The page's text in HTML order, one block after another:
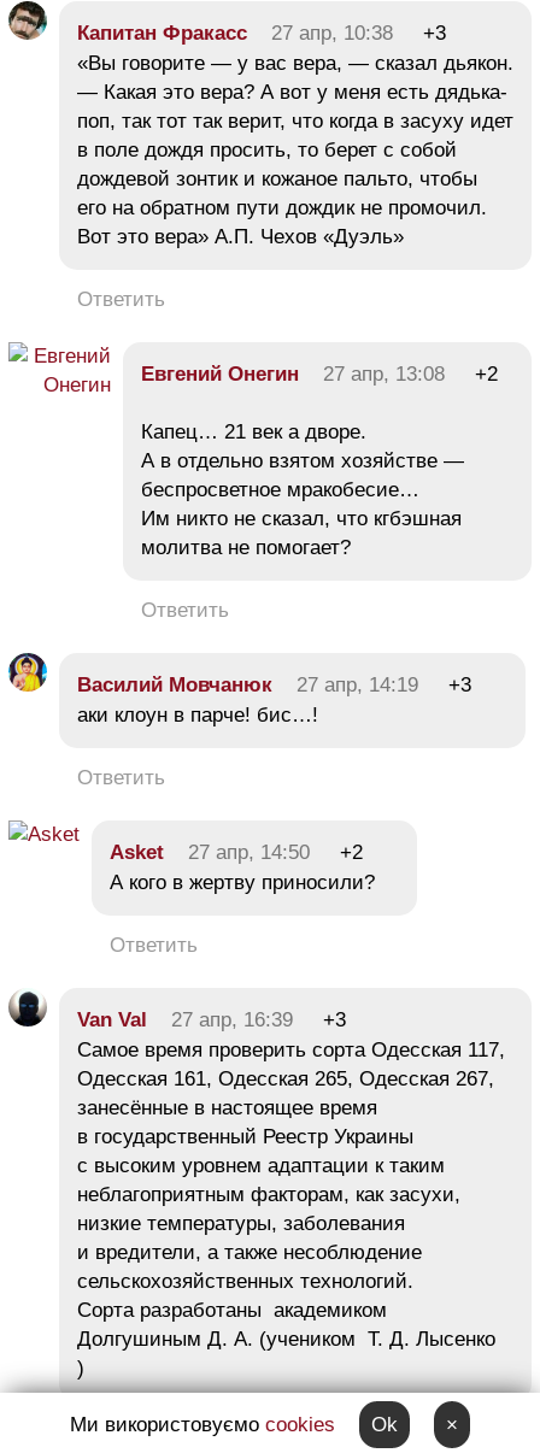
Капитан Фракасс 27 апр, 10:38
+3
«Вы говорите — у вас вера, — сказал дьякон.
— Какая это вера? А вот у меня есть дядька-
поп, так тот так верит, что когда в засуху идет
в поле дождя просить, то берет с собой
дождевой зонтик и кожаное пальто, чтобы
его на обратном пути дождик не промочил.
Вот это вера» А.П. Чехов «Дуэль»
Ответить
Евгений Онегин 27 апр, 13:08 +2
Капец… 21 век а дворе.
А в отдельно взятом хозяйстве —
беспросветное мракобесие…
Им никто не сказал, что кгбэшная
молитва не помогает?
Ответить
Василий Мовчанюк 27 апр, 14:19
+3
аки клоун в парче! бис…!
Ответить
Asket 27 апр, 14:50
+2
А кого в жертву приносили?
Ответить
Van Val 27 апр, 16:39
+3
Самое время проверить сорта Одесская 117,
Одесская 161, Одесская 265, Одесская 267,
занесённые в настоящее время
в государственный Реестр Украины
с высоким уровнем адаптации к таким
неблагоприятным факторам, как засухи,
низкие температуры, заболевания
и вредители, а также несоблюдение
сельскохозяйственных технологий.
Сорта разработаны академиком
Долгушиным Д. А. (учеником Т. Д. Лысенко
)
Ответить
Ми використовуємо cookies Ok ×